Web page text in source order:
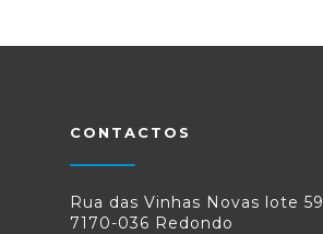
CONTACTOS
Rua das Vinhas Novas lote 59
7170-036 Redondo